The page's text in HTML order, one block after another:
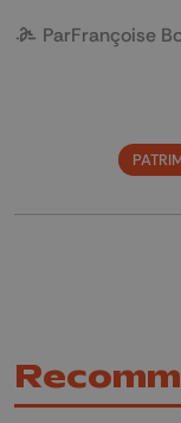
ParFrançoise